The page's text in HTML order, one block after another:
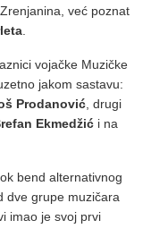
već poznat
vojačke Muzičke
jakom sastavu:
Prodanović , drugi
Ekmedžić i na
bend alternativnog
dve grupe muzičara
imao je svoj prvi